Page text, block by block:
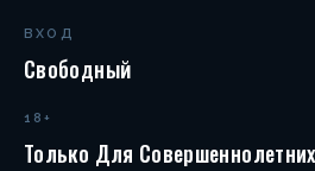
ВХОД
Свободный
18+
Только Для Совершеннолетних